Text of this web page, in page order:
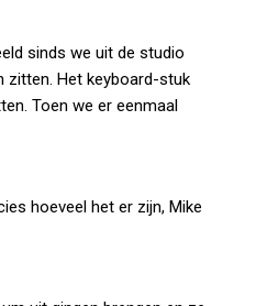
sinds we uit de studio
zitten. Het keyboard-stuk
Toen we er eenmaal
hoeveel het er zijn, Mike